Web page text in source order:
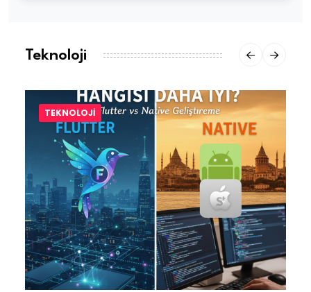
Teknoloji
TEKNOLOJI